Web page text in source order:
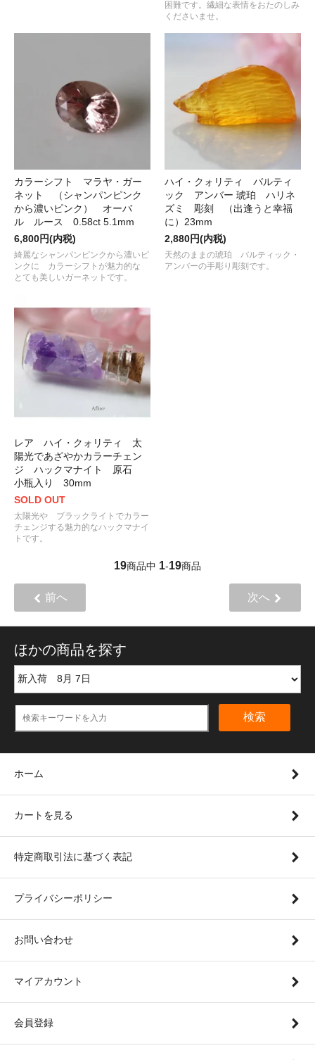
困難です。繊細な表情をおたのしみ
くださいませ。
カラーシフト マラヤ・ガー
ネット （シャンパンピンク
から濃いピンク） オーバ
ル ルース 0.58ct 5.1mm
6,800円(内税)
綺麗なシャンパンピンクから濃いピ
ンクに カラーシフトが魅力的な
とても美しいガーネットです。
ハイ・クォリティ バルティ
ック アンバー 琥珀 ハリネ
ズミ 彫刻 （出逢うと幸福
に）23mm
2,880円(内税)
天然のままの琥珀 バルティック・
アンバーの手彫り彫刻です。
レア ハイ・クォリティ 太
陽光であざやかカラーチェン
ジ ハックマナイト 原石
小瓶入り 30mm
SOLD OUT
太陽光や ブラックライトでカラー
チェンジする魅力的なハックマナイ
トです。
19商品中 1-19商品
前へ 次へ
ほかの商品を探す
検索
ホーム
カートを見る
特定商取引法に基づく表記
プライバシーポリシー
お問い合わせ
マイアカウント
会員登録